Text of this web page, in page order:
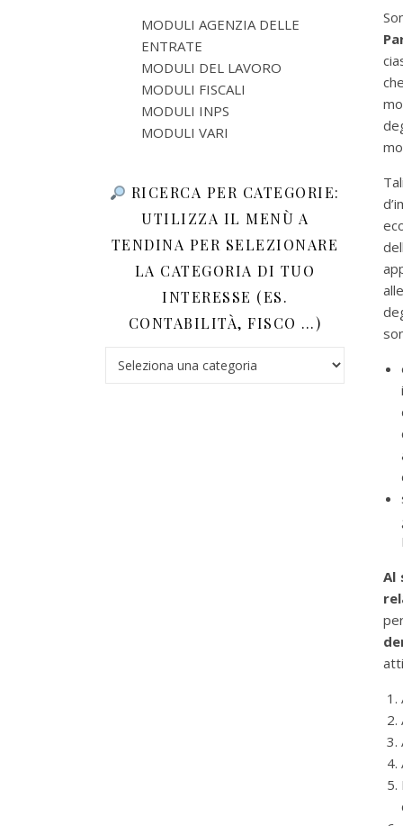
MODULI AGENZIA DELLE
ENTRATE
MODULI DEL LAVORO
MODULI FISCALI
MODULI INPS
MODULI VARI
RICERCA PER CATEGORIE:
UTILIZZA IL MENÙ A
TENDINA PER SELEZIONARE
LA CATEGORIA DI TUO
INTERESSE (ES.
CONTABILITÀ, FISCO …)
Ricerca per categorie: utilizza il menù a
Al